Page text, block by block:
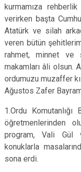
kurmamıza
verirken başta
Atatürk ve silah
veren bütün
rahmet, minnet ve
makamları âli olsun.
ordumuzu muzaffer
Ağustos Zafer
1.Ordu
öğretmenlerinden
program, Vali Gül
konuklarla
sona erdi.